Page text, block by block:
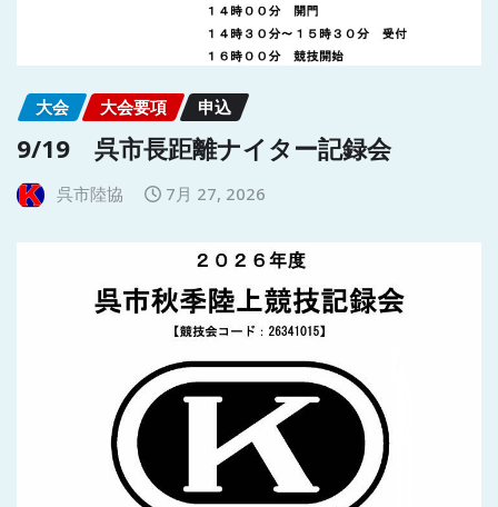
大会 大会要項 申込
9/19 呉市長距離ナイター記録会
呉市陸協 7月 27, 2026